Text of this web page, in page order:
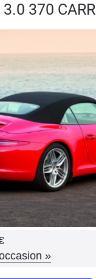
3.0 370
»